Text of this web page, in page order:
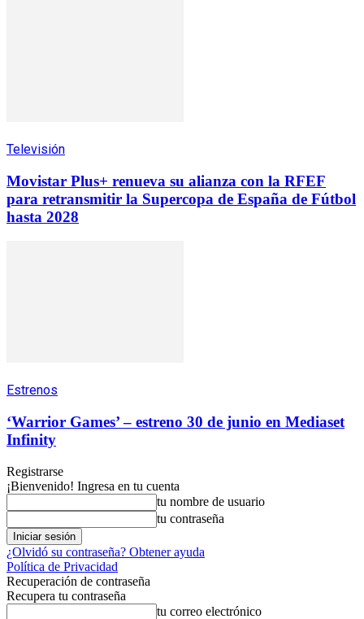
Televisión
Movistar Plus+ renueva su alianza con la RFEF
para retransmitir la Supercopa de España de Fútbol
hasta 2028
Estrenos
‘Warrior Games’ – estreno 30 de junio en Mediaset
Infinity
Registrarse
¡Bienvenido! Ingresa en tu cuenta
tu nombre de usuario
tu contraseña
¿Olvidó su contraseña? Obtener ayuda
Política de Privacidad
Recuperación de contraseña
Recupera tu contraseña
tu correo electrónico